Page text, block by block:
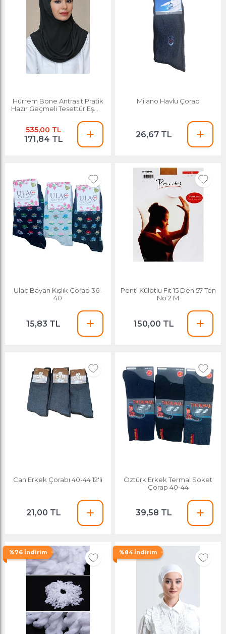
Hürrem Bone Antrasit Pratik
Hazır Geçmeli Tesettür Eşarp
Boneli 1290_25
535,00 TL
171,84 TL
Milano Havlu Çorap
26,67 TL
Ulaç Bayan Kışlık Çorap 36-
40
15,83 TL
Penti Külotlu Fit 15 Den 57 Ten
No 2 M
150,00 TL
Can Erkek Çorabı 40-44 12'li
21,00 TL
Öztürk Erkek Termal Soket
Çorap 40-44
39,58 TL
%76 İndirim %84 İndirim